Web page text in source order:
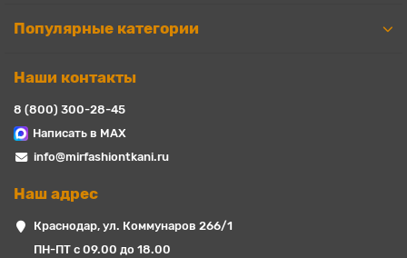
Популярные категории
Наши контакты
8 (800) 300-28-45
Написать в MAX
info@mirfashiontkani.ru
Наш адрес
Краснодар, ул. Коммунаров 266/1
ПН-ПТ с 09.00 до 18.00